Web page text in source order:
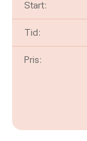
Start:
Tid:
Pris: